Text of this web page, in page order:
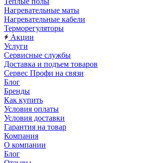
Нагревательные маты
Нагревательные кабели
Терморегуляторы
Акции
Услуги
Сервисные службы
Доставка и подъем товаров
Сервес Профи на связи
Блог
Бренды
Как купить
Условия оплаты
Условия доставки
Гарантия на товар
Компания
О компании
Блог